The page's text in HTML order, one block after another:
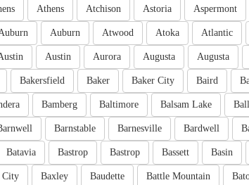
Aspermont
Astoria
Atchison
Athens
Atlantic
Atoka
Atwood
Auburn
Augusta
Augusta
Aurora
Austin
Baird
Baker City
Baker
Bakersfield
Balsam Lake
Baltimore
Bamberg
Bardwell
Barnesville
Barnstable
Basin
Bassett
Bastrop
Bastrop
Batavia
Battle Mountain
Baudette
Baxley
City